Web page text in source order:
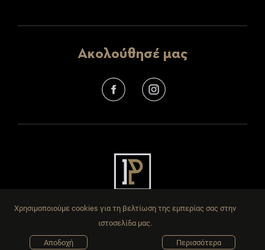
Ακολούθησέ μας
Χρησιμοποιούμε cookies για τη βελτίωση της εμπερίας σας στην
ιστοσελίδα μας.
Αποδοχή Περισσότερα